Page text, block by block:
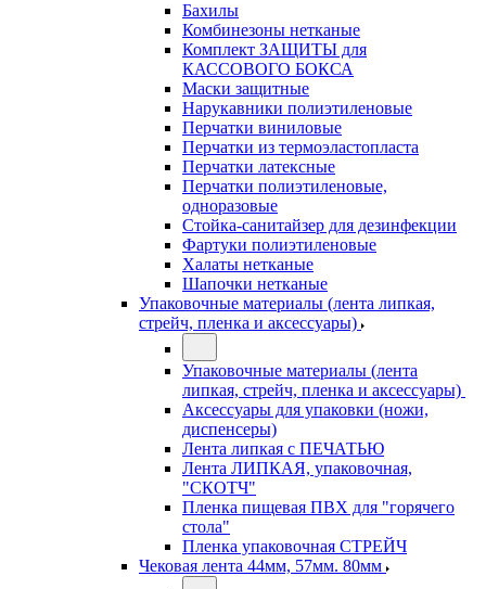
Бахилы
Комбинезоны нетканые
Комплект ЗАЩИТЫ для
КАССОВОГО БОКСА
Маски защитные
Нарукавники полиэтиленовые
Перчатки виниловые
Перчатки из термоэластопласта
Перчатки латексные
Перчатки полиэтиленовые,
одноразовые
Стойка-санитайзер для дезинфекции
Фартуки полиэтиленовые
Халаты нетканые
Шапочки нетканые
Упаковочные материалы (лента липкая,
стрейч, пленка и аксессуары)
Упаковочные материалы (лента
липкая, стрейч, пленка и аксессуары)
Аксессуары для упаковки (ножи,
диспенсеры)
Лента липкая с ПЕЧАТЬЮ
Лента ЛИПКАЯ, упаковочная,
"СКОТЧ"
Пленка пищевая ПВХ для "горячего
стола"
Пленка упаковочная СТРЕЙЧ
Чековая лента 44мм, 57мм. 80мм